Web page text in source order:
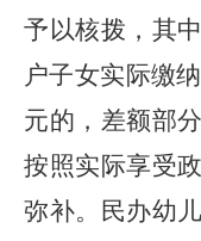
予以核拨，其
户子女实际缴
元的，差额部
按照实际享受
弥补。民办幼